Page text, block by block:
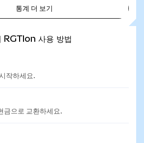
통계 더 보기
사용 방법
작하세요.
금으로 교환하세요.